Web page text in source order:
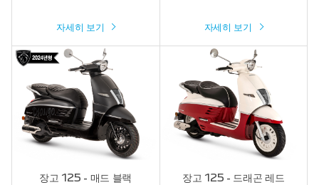
자세히 보기 자세히 보기
장고 125 - 매드 블랙 장고 125 - 드래곤 레드